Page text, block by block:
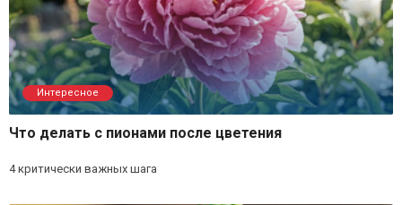
Интересное
Что делать с пионами после цветения
4 критически важных шага